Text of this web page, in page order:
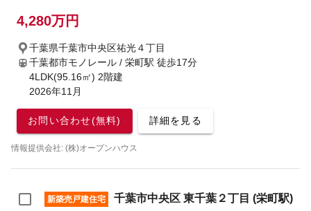
4,280万円
千葉県千葉市中央区祐光４丁目
千葉都市モノレール / 栄町駅 徒歩17分
4LDK(95.16㎡) 2階建
2026年11月
お問い合わせ(無料) 詳細を見る
情報提供会社: (株)オープンハウス
新築売戸建住宅
千葉市中央区 東千葉２丁目 (栄町駅)